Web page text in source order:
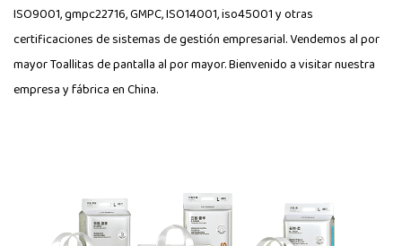
ISO9001, gmpc22716, GMPC, ISO14001, iso45001 y otras
certificaciones de sistemas de gestión empresarial. Vendemos al por
mayor Toallitas de pantalla al por mayor. Bienvenido a visitar nuestra
empresa y fábrica en China.